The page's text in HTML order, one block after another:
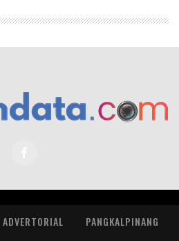
ADVERTORIAL PANGKALPINANG